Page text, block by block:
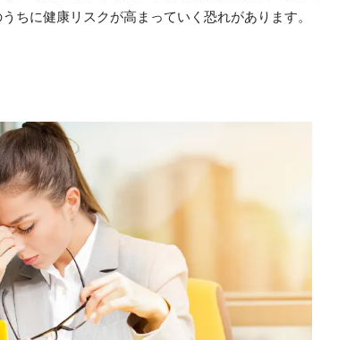
ちに健康リスクが高まっていく恐れがあります。